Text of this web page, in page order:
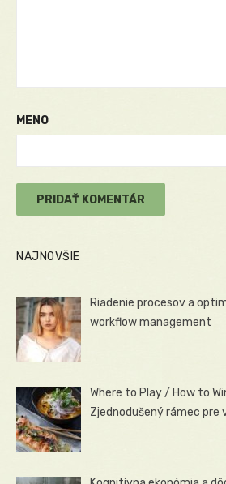
MENO
NAJNOVŠIE
Riadenie procesov a
workflow management
Where to Play / How to
Zjednodušený rámec pre